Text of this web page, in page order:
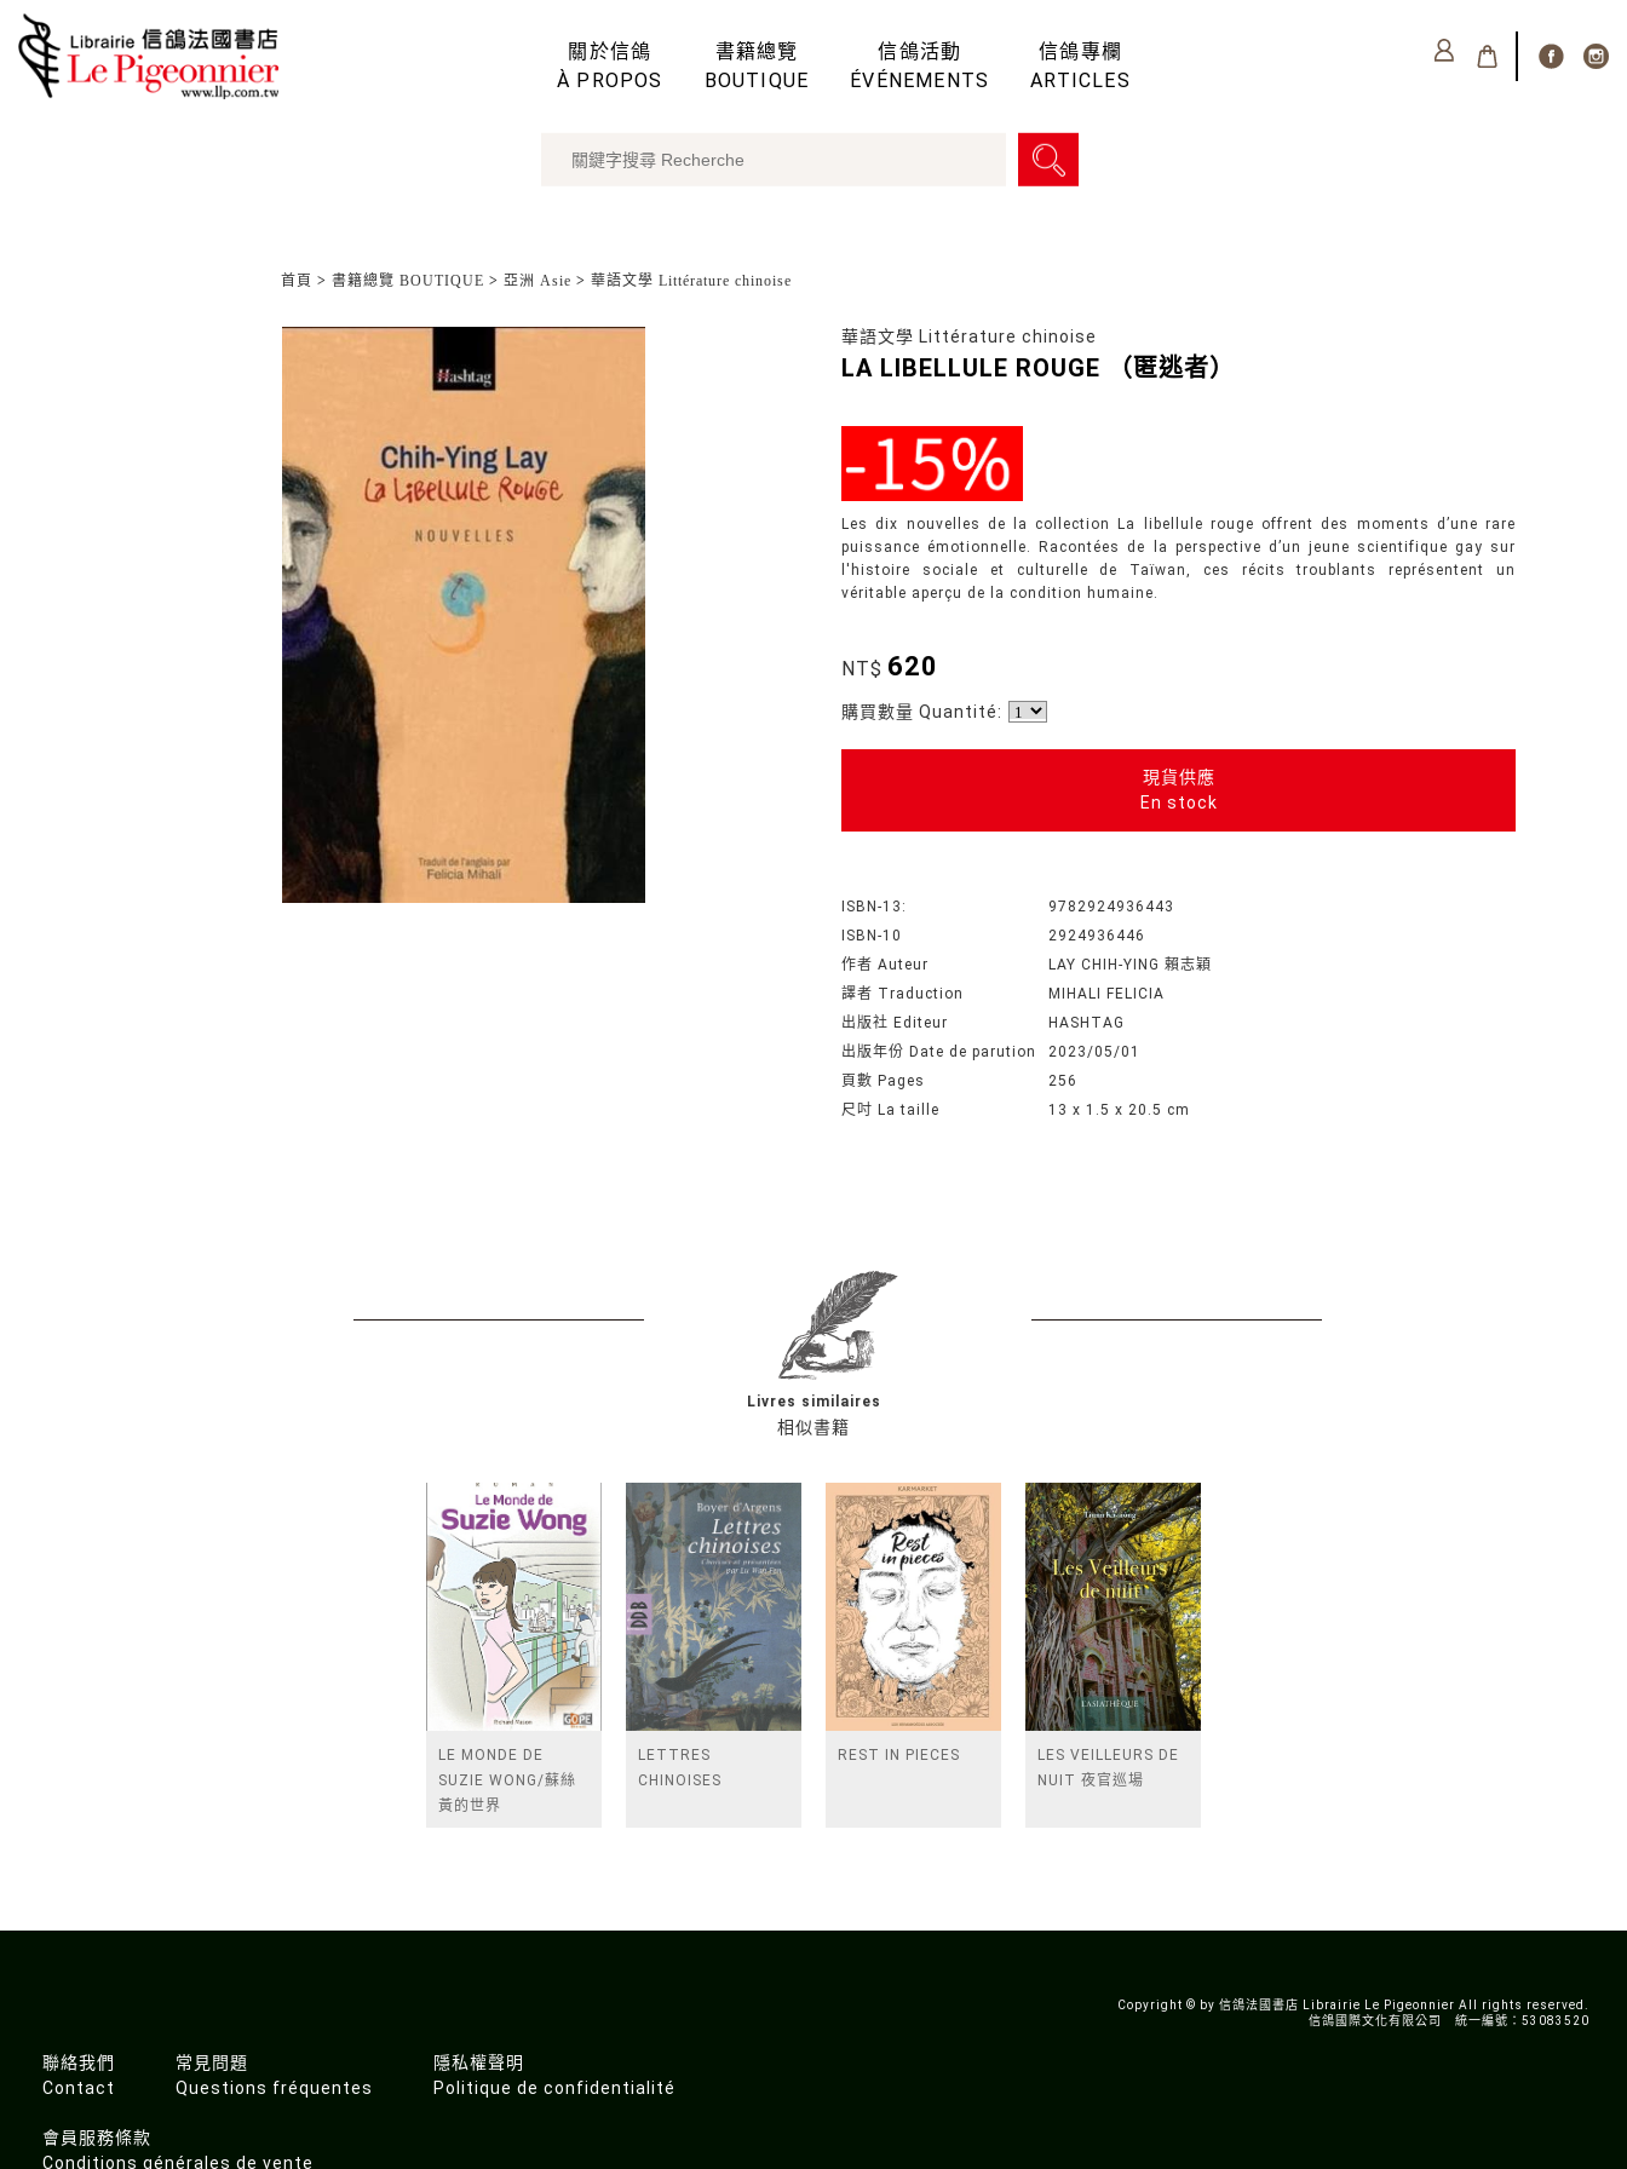
關於信鴿
À PROPOS
書籍總覽
BOUTIQUE
信鴿活動
ÉVÉNEMENTS
信鴿專欄
ARTICLES
首頁 > 書籍總覽 BOUTIQUE > 亞洲 Asie > 華語文學 Littérature chinoise
華語文學 Littérature chinoise
LA LIBELLULE ROUGE （匿逃者）
Les dix nouvelles de la collection La libellule rouge offrent des moments d’une rare
puissance émotionnelle. Racontées de la perspective d’un jeune scientifique gay sur
l'histoire sociale et culturelle de Taïwan, ces récits troublants représentent un
véritable aperçu de la condition humaine.
NT$ 620
購買數量 Quantité:
現貨供應
En stock
ISBN-13:
9782924936443
ISBN-10
2924936446
作者 Auteur
LAY CHIH-YING 賴志穎
譯者 Traduction
MIHALI FELICIA
出版社 Editeur
HASHTAG
出版年份 Date de parution
2023/05/01
頁數 Pages
256
尺吋 La taille
13 x 1.5 x 20.5 cm
相似書籍
Livres similaires
LE MONDE DE
SUZIE WONG/蘇絲
黃的世界
LETTRES
CHINOISES
REST IN PIECES
LES VEILLEURS DE
NUIT 夜官巡場
Copyright © by 信鴿法國書店 Librairie Le Pigeonnier All rights reserved.
信鴿國際文化有限公司 統一編號：53083520
聯絡我們
Contact
常見問題
Questions fréquentes
隱私權聲明
Politique de confidentialité
會員服務條款
Conditions générales de vente